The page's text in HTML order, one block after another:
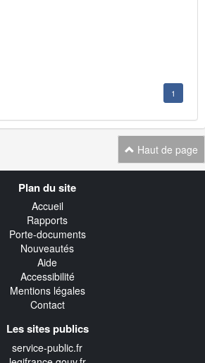
1
Haut de page
Plan du site
Accueil
Rapports
Porte-documents
Nouveautés
Aide
Accessibilité
Mentions légales
Contact
Les sites publics
service-public.fr